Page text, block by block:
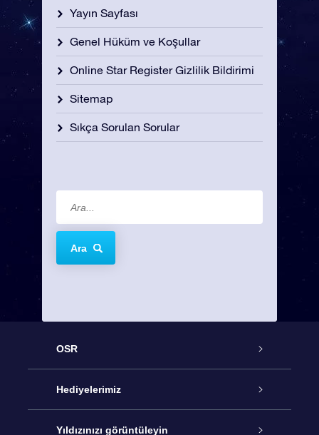
Yayın Sayfası
Genel Hüküm ve Koşullar
Online Star Register Gizlilik Bildirimi
Sitemap
Sıkça Sorulan Sorular
Ara
OSR
Hizmet
İletişim
Hediyelerimiz
Çevrimiçi Yıldız Hediyesi
Yıldızınızı görüntüleyin